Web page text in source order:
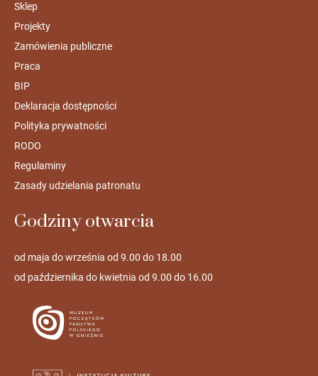
Sklep
Projekty
Zamówienia publiczne
Praca
BIP
Deklaracja dostępności
Polityka prywatności
RODO
Regulaminy
Zasady udzielania patronatu
Godziny otwarcia
od maja do września od 9.00 do 18.00
od października do kwietnia od 9.00 do 16.00